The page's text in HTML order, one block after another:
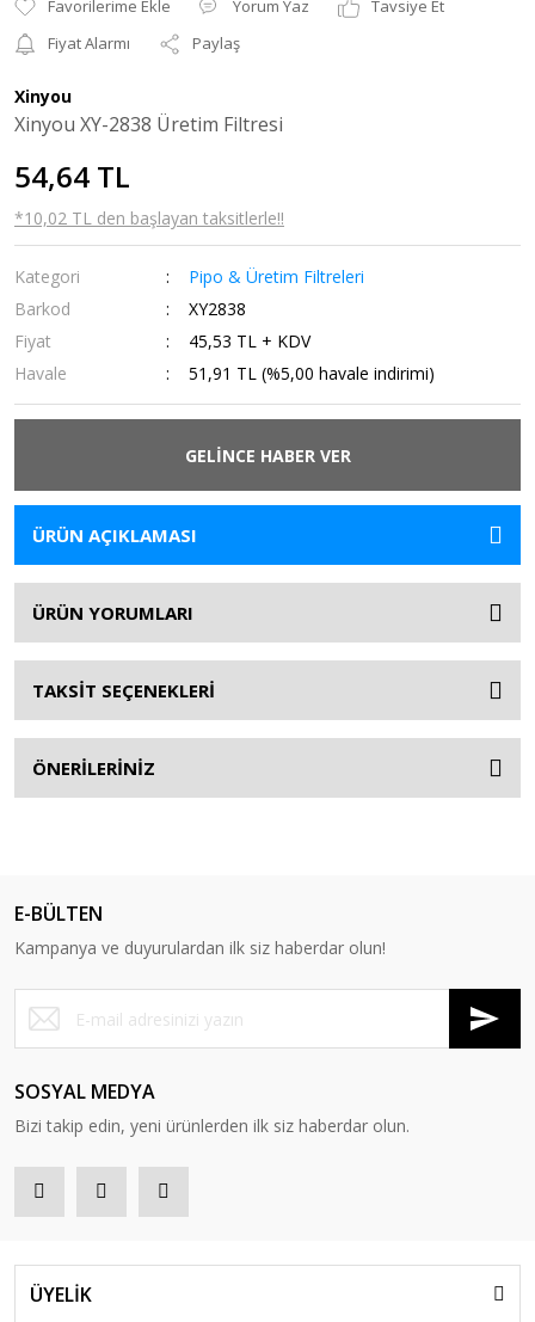
Yorum Yaz
Tavsiye Et
Fiyat Alarmı
Paylaş
Xinyou
Xinyou XY-2838 Üretim Filtresi
54,64 TL
*10,02 TL den başlayan taksitlerle!!
Kategori
Pipo & Üretim Filtreleri
Barkod
XY2838
Fiyat
45,53 TL + KDV
Havale
51,91 TL (%5,00 havale indirimi)
GELİNCE HABER VER
ÜRÜN AÇIKLAMASI
ÜRÜN YORUMLARI
TAKSİT SEÇENEKLERİ
ÖNERİLERİNİZ
E-BÜLTEN
Kampanya ve duyurulardan ilk siz haberdar olun!
SOSYAL MEDYA
Bizi takip edin, yeni ürünlerden ilk siz haberdar olun.
ÜYELİK